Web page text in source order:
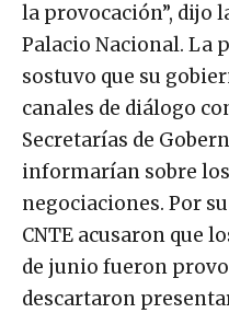
la provocación”, dijo
Palacio Nacional. La
sostuvo que su
canales de diálogo
Secretarías de
informarían sobre los
negociaciones. Por
CNTE acusaron que
de junio fueron
descartaron